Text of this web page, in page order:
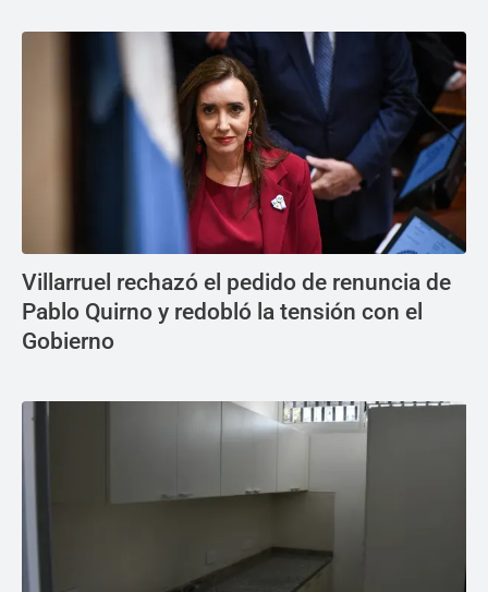
Villarruel rechazó el pedido de renuncia de
Pablo Quirno y redobló la tensión con el
Gobierno